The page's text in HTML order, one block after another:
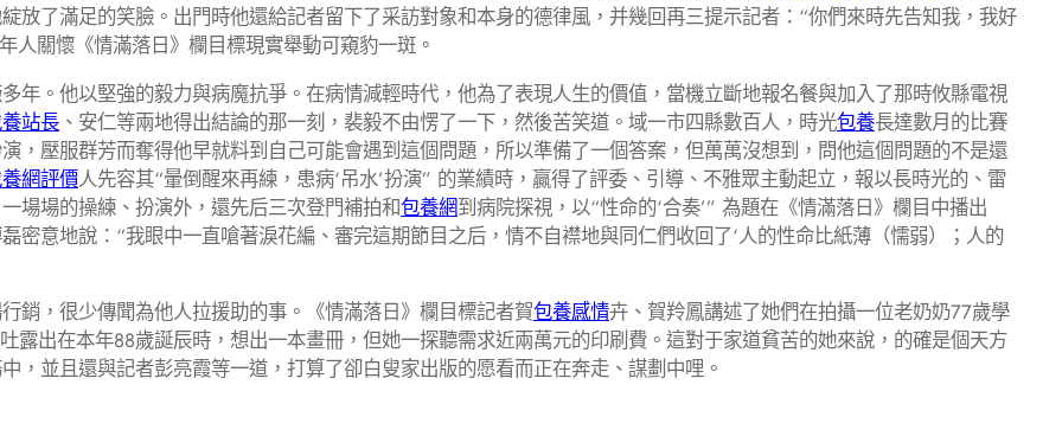
放了滿足的笑臉。出門時他還給記者留下了采訪對象和本身的德律風，并幾回再三提示記者：“你們來時先告知我，我好
人關懷《情滿落日》欄目標現實舉動可窺豹一斑。
年。他以堅強的毅力與病魔抗爭。在病情減輕時代，他為了表現人生的價值，當機立斷地報名餐與加入了那時攸縣電視
站長 、安仁等兩地得出結論的那一刻，裴毅不由愣了一下，然後苦笑道。域一市四縣數百人，時光包養長達數月的比賽
，壓服群芳而奪得他早就料到自己可能會遇到這個問題，所以準備了一個答案，但萬萬沒想到，問他這個問題的不是還
網評價人先容其“暈倒醒來再練，患病‘吊水’扮演” 的業績時，贏得了評委、引導、不雅眾主動起立，報以長時光的、雷
場場的操練、扮演外，還先后三次登門補拍和包養網到病院探視，以“性命的‘合奏’” 為題在《情滿落日》欄目中播出
密意地說：“我眼中一直嗆著淚花編、審完這期節目之后，情不自襟地與同仁們收回了‘人的性命比紙薄（懦弱）；人的
，很少傳聞為他人拉援助的事。《情滿落日》欄目標記者賀包養感情卉、賀羚鳳講述了她們在拍攝一位老奶奶77歲學
露出在本年88歲誕辰時，想出一本畫冊，但她一探聽需求近兩萬元的印刷費。這對于家道貧苦的她來說，的確是個天方
，並且還與記者彭亮霞等一道，打算了卻白叟家出版的愿看而正在奔走、謀劃中哩。